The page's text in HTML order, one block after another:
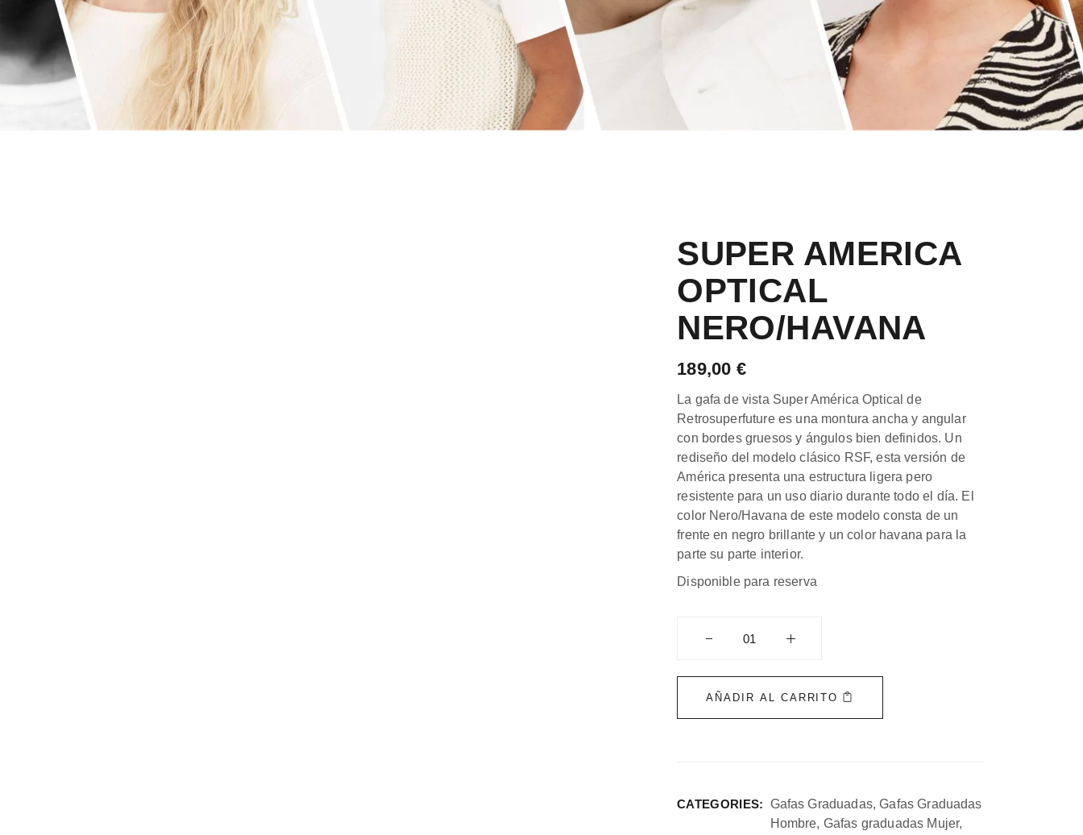
SUPER AMERICA
OPTICAL
NERO/HAVANA
189,00 €
La gafa de vista Super América Optical de
Retrosuperfuture es una montura ancha y angular
con bordes gruesos y ángulos bien definidos. Un
rediseño del modelo clásico RSF, esta versión de
América presenta una estructura ligera pero
resistente para un uso diario durante todo el día. El
color Nero/Havana de este modelo consta de un
frente en negro brillante y un color havana para la
parte su parte interior.
Disponible para reserva
AÑADIR AL CARRITO
CATEGORIES: Gafas Graduadas,Gafas Graduadas
Hombre, Gafas graduadas Mujer,